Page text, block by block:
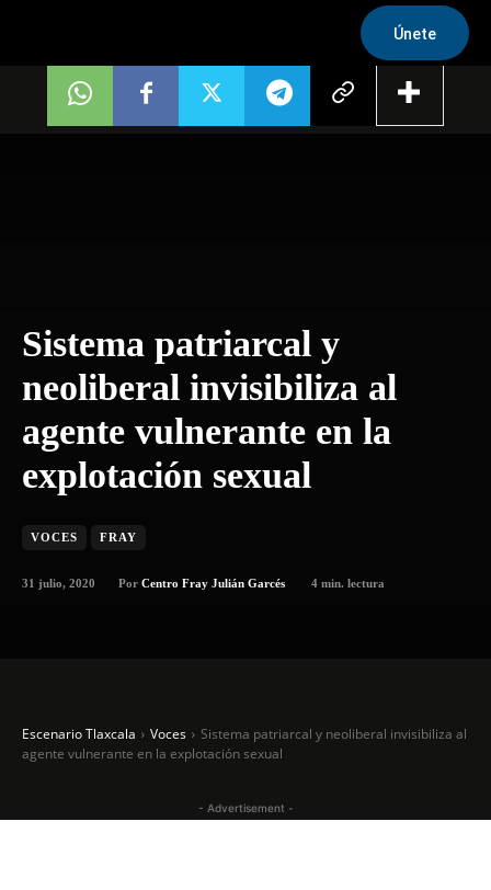
Únete
Sistema patriarcal y
neoliberal invisibiliza al
agente vulnerante en la
explotación sexual
VOCES FRAY
31 julio, 2020 Por Centro Fray Julián Garcés 4 min. lectura
Escenario Tlaxcala Voces
Sistema patriarcal y neoliberal invisibiliza al
agente vulnerante en la explotación sexual
- Advertisement -